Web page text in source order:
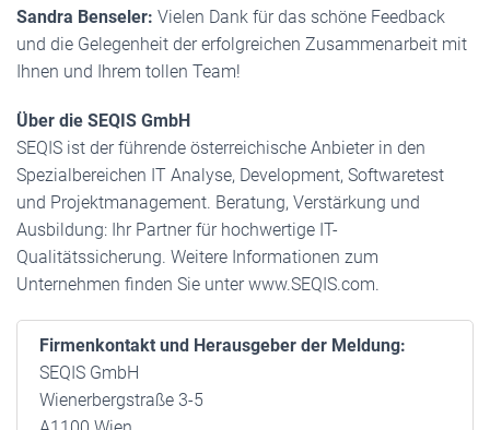
Sandra Benseler: Vielen Dank für das schöne Feedback
und die Gelegenheit der erfolgreichen Zusammenarbeit mit
Ihnen und Ihrem tollen Team!
Über die SEQIS GmbH
SEQIS ist der führende österreichische Anbieter in den
Spezialbereichen IT Analyse, Development, Softwaretest
und Projektmanagement. Beratung, Verstärkung und
Ausbildung: Ihr Partner für hochwertige IT-
Qualitätssicherung. Weitere Informationen zum
Unternehmen finden Sie unter www.SEQIS.com.
Firmenkontakt und Herausgeber der Meldung:
SEQIS GmbH
Wienerbergstraße 3-5